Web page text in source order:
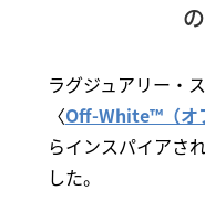
ラグジュアリー・
〈Off-White™（オ
らインスパイアさ
した。